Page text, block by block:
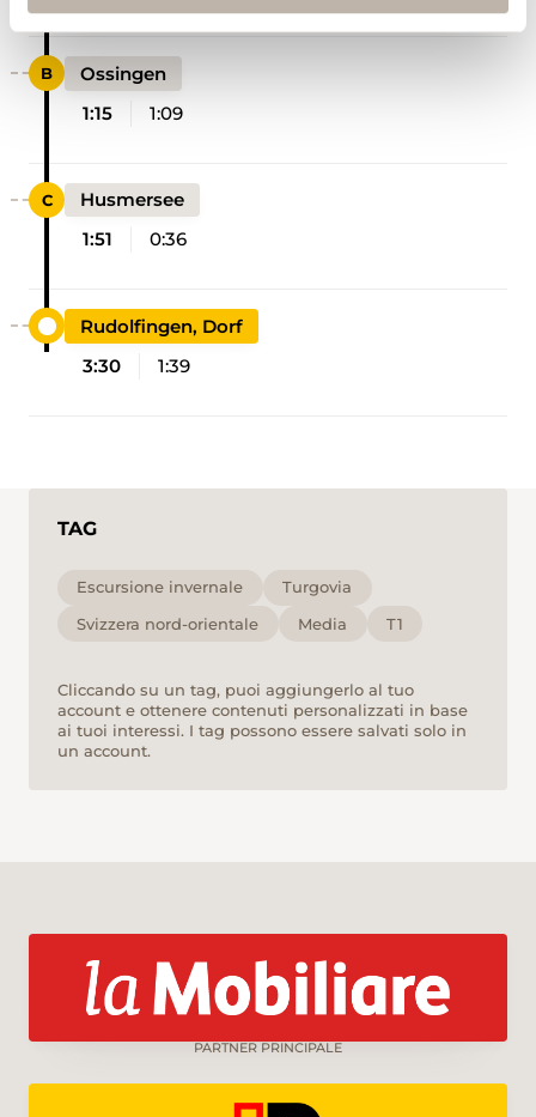
Ossingen
1:15
1:09
Husmersee
1:51
0:36
Rudolfingen, Dorf
3:30
1:39
TAG
Escursione invernale
Turgovia
Svizzera nord-orientale
Media T1
Cliccando su un tag, puoi aggiungerlo al tuo
account e ottenere contenuti personalizzati in base
ai tuoi interessi. I tag possono essere salvati solo in
un account.
PARTNER PRINCIPALE